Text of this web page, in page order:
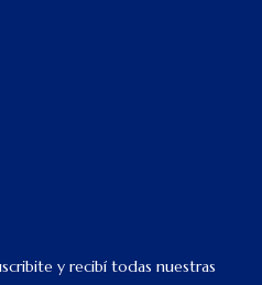
y recibí todas nuestras